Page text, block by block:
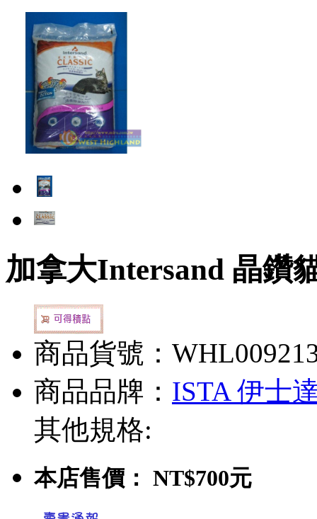
加拿大Intersand 晶鑽
商品貨號：
商品品牌： ISTA 伊士
其他規格:
本店售價： NT$700元